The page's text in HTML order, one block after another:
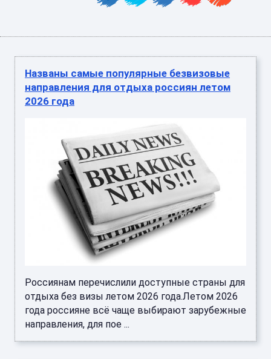
Названы самые популярные безвизовые
направления для отдыха россиян летом
2026 года
Россиянам перечислили доступные страны для
отдыха без визы летом 2026 года.Летом 2026
года россияне всё чаще выбирают зарубежные
направления, для пое ...